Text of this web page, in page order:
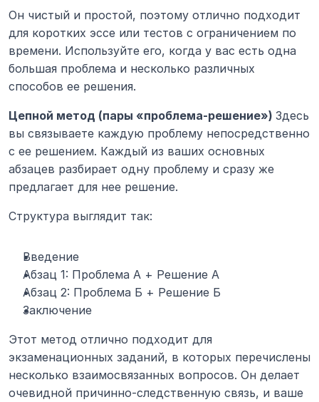
Он чистый и простой, поэтому отлично подходит
для коротких эссе или тестов с ограничением по
времени. Используйте его, когда у вас есть одна
большая проблема и несколько различных
способов ее решения.
Цепной метод (пары «проблема-решение») Здесь
вы связываете каждую проблему непосредственно
с ее решением. Каждый из ваших основных
абзацев разбирает одну проблему и сразу же
предлагает для нее решение.
Структура выглядит так:
Введение
Абзац 1: Проблема А + Решение А
Абзац 2: Проблема Б + Решение Б
Заключение
Этот метод отлично подходит для
экзаменационных заданий, в которых перечислены
несколько взаимосвязанных вопросов. Он делает
очевидной причинно-следственную связь, и ваше